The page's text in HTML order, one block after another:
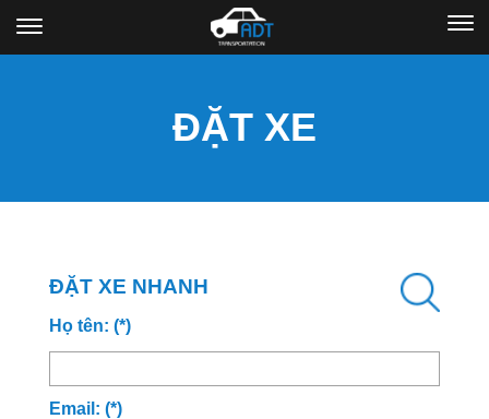
ĐẶT XE
ĐẶT XE NHANH
Họ tên: (*)
Email: (*)